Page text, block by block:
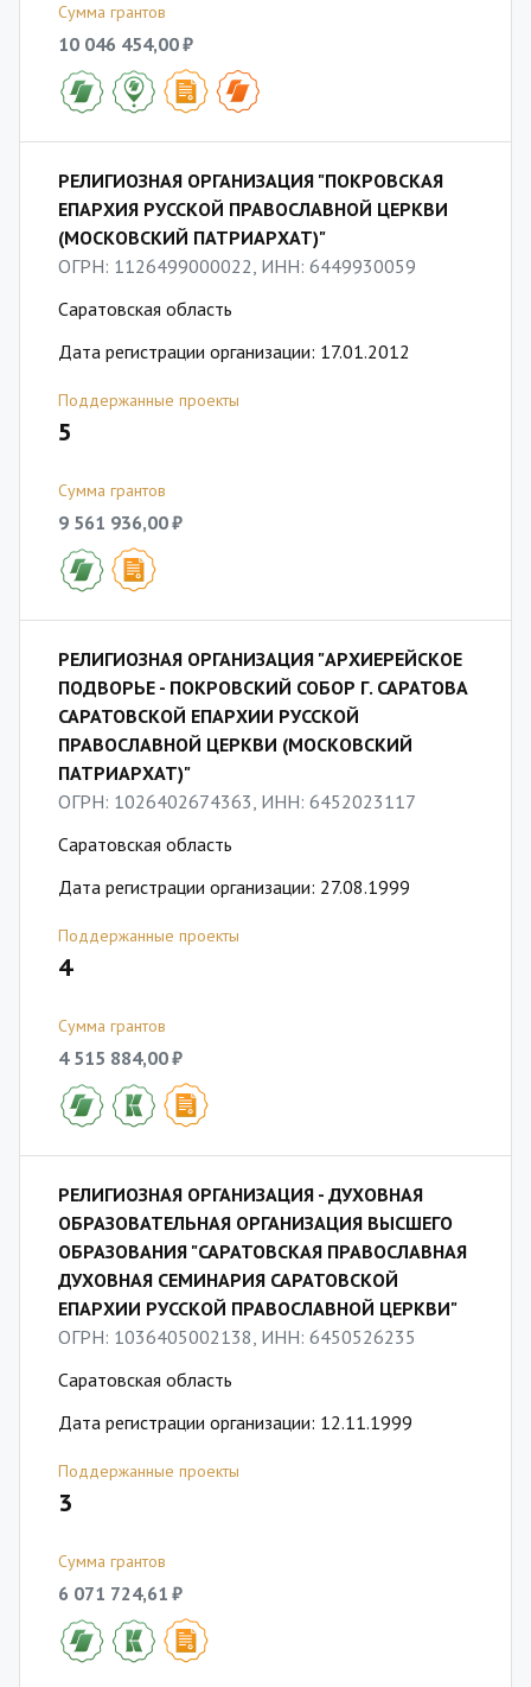
Сумма грантов
10 046 454,00 ₽
РЕЛИГИОЗНАЯ ОРГАНИЗАЦИЯ "ПОКРОВСКАЯ
ЕПАРХИЯ РУССКОЙ ПРАВОСЛАВНОЙ ЦЕРКВИ
(МОСКОВСКИЙ ПАТРИАРХАТ)"
ОГРН: 1126499000022, ИНН: 6449930059
Саратовская область
Дата регистрации организации: 17.01.2012
Поддержанные проекты
5
Сумма грантов
9 561 936,00 ₽
РЕЛИГИОЗНАЯ ОРГАНИЗАЦИЯ "АРХИЕРЕЙСКОЕ
ПОДВОРЬЕ - ПОКРОВСКИЙ СОБОР Г. САРАТОВА
САРАТОВСКОЙ ЕПАРХИИ РУССКОЙ
ПРАВОСЛАВНОЙ ЦЕРКВИ (МОСКОВСКИЙ
ПАТРИАРХАТ)"
ОГРН: 1026402674363, ИНН: 6452023117
Саратовская область
Дата регистрации организации: 27.08.1999
Поддержанные проекты
4
Сумма грантов
4 515 884,00 ₽
РЕЛИГИОЗНАЯ ОРГАНИЗАЦИЯ - ДУХОВНАЯ
ОБРАЗОВАТЕЛЬНАЯ ОРГАНИЗАЦИЯ ВЫСШЕГО
ОБРАЗОВАНИЯ "САРАТОВСКАЯ ПРАВОСЛАВНАЯ
ДУХОВНАЯ СЕМИНАРИЯ САРАТОВСКОЙ
ЕПАРХИИ РУССКОЙ ПРАВОСЛАВНОЙ ЦЕРКВИ"
ОГРН: 1036405002138, ИНН: 6450526235
Саратовская область
Дата регистрации организации: 12.11.1999
Поддержанные проекты
3
Сумма грантов
6 071 724,61 ₽